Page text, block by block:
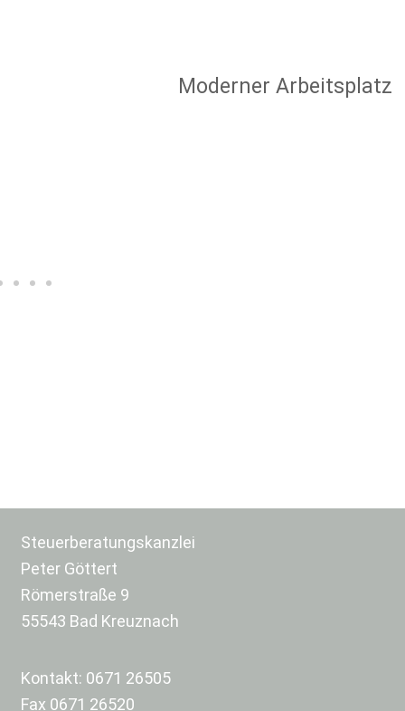
Steuerberatungskanzlei
Peter Göttert
Römerstraße 9
55543 Bad Kreuznach
Kontakt: 0671 26505
Fax 0671 26520